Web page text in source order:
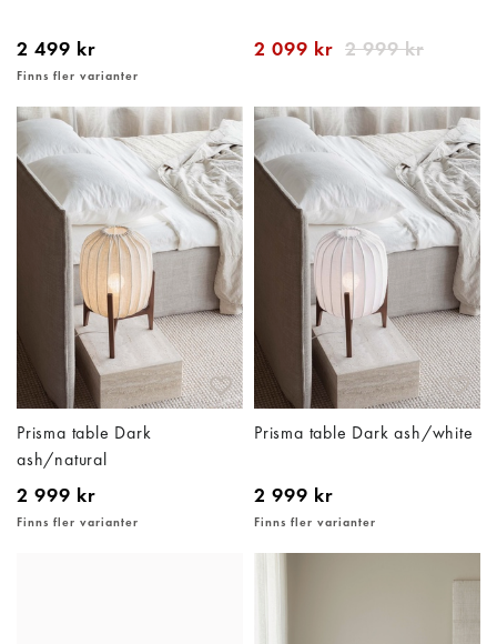
2 499 kr
Finns fler varianter
2 099 kr 2 999 kr
Prisma table Dark
ash/natural
2 999 kr
Finns fler varianter
Prisma table Dark ash/white
2 999 kr
Finns fler varianter